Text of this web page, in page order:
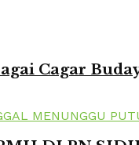
Cagar